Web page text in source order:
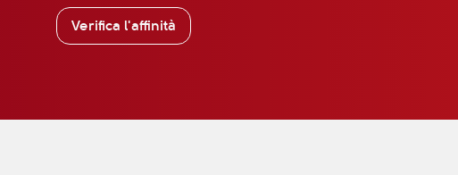
Verifica l'affinità